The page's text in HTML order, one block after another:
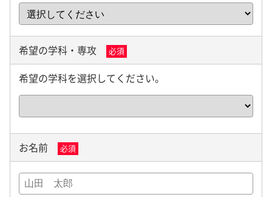
希望の学科・専攻 必須
希望の学科を選択してください。
お名前 必須